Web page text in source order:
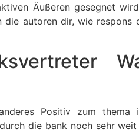
Äußeren gesegnet
autoren dir, wie respons
Positiv zum thema
die bank noch sehr